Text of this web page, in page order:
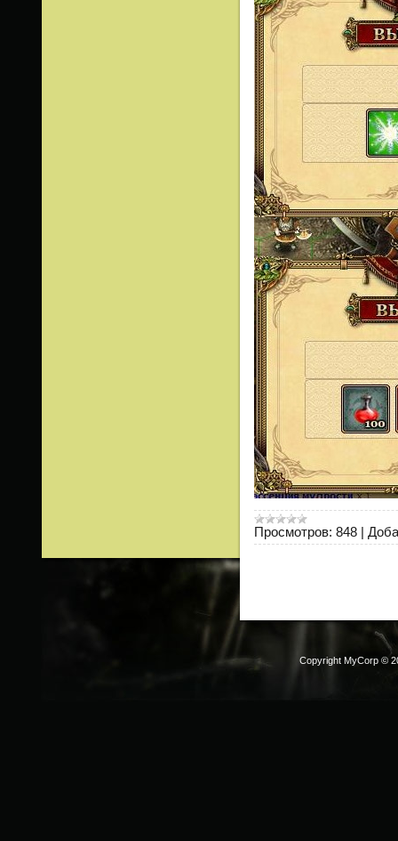
Просмотров: 848 |
Copyright MyCorp ©